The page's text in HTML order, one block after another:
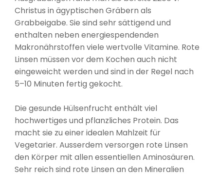
Christus in ägyptischen Gräbern als
Grabbeigabe. Sie sind sehr sättigend und
enthalten neben energiespendenden
Makronährstoffen viele wertvolle Vitamine. Rote
Linsen müssen vor dem Kochen auch nicht
eingeweicht werden und sind in der Regel nach
5–10 Minuten fertig gekocht.
Die gesunde Hülsenfrucht enthält viel
hochwertiges und pflanzliches Protein. Das
macht sie zu einer idealen Mahlzeit für
Vegetarier. Ausserdem versorgen rote Linsen
den Körper mit allen essentiellen Aminosäuren.
Sehr reich sind rote Linsen an den Mineralien